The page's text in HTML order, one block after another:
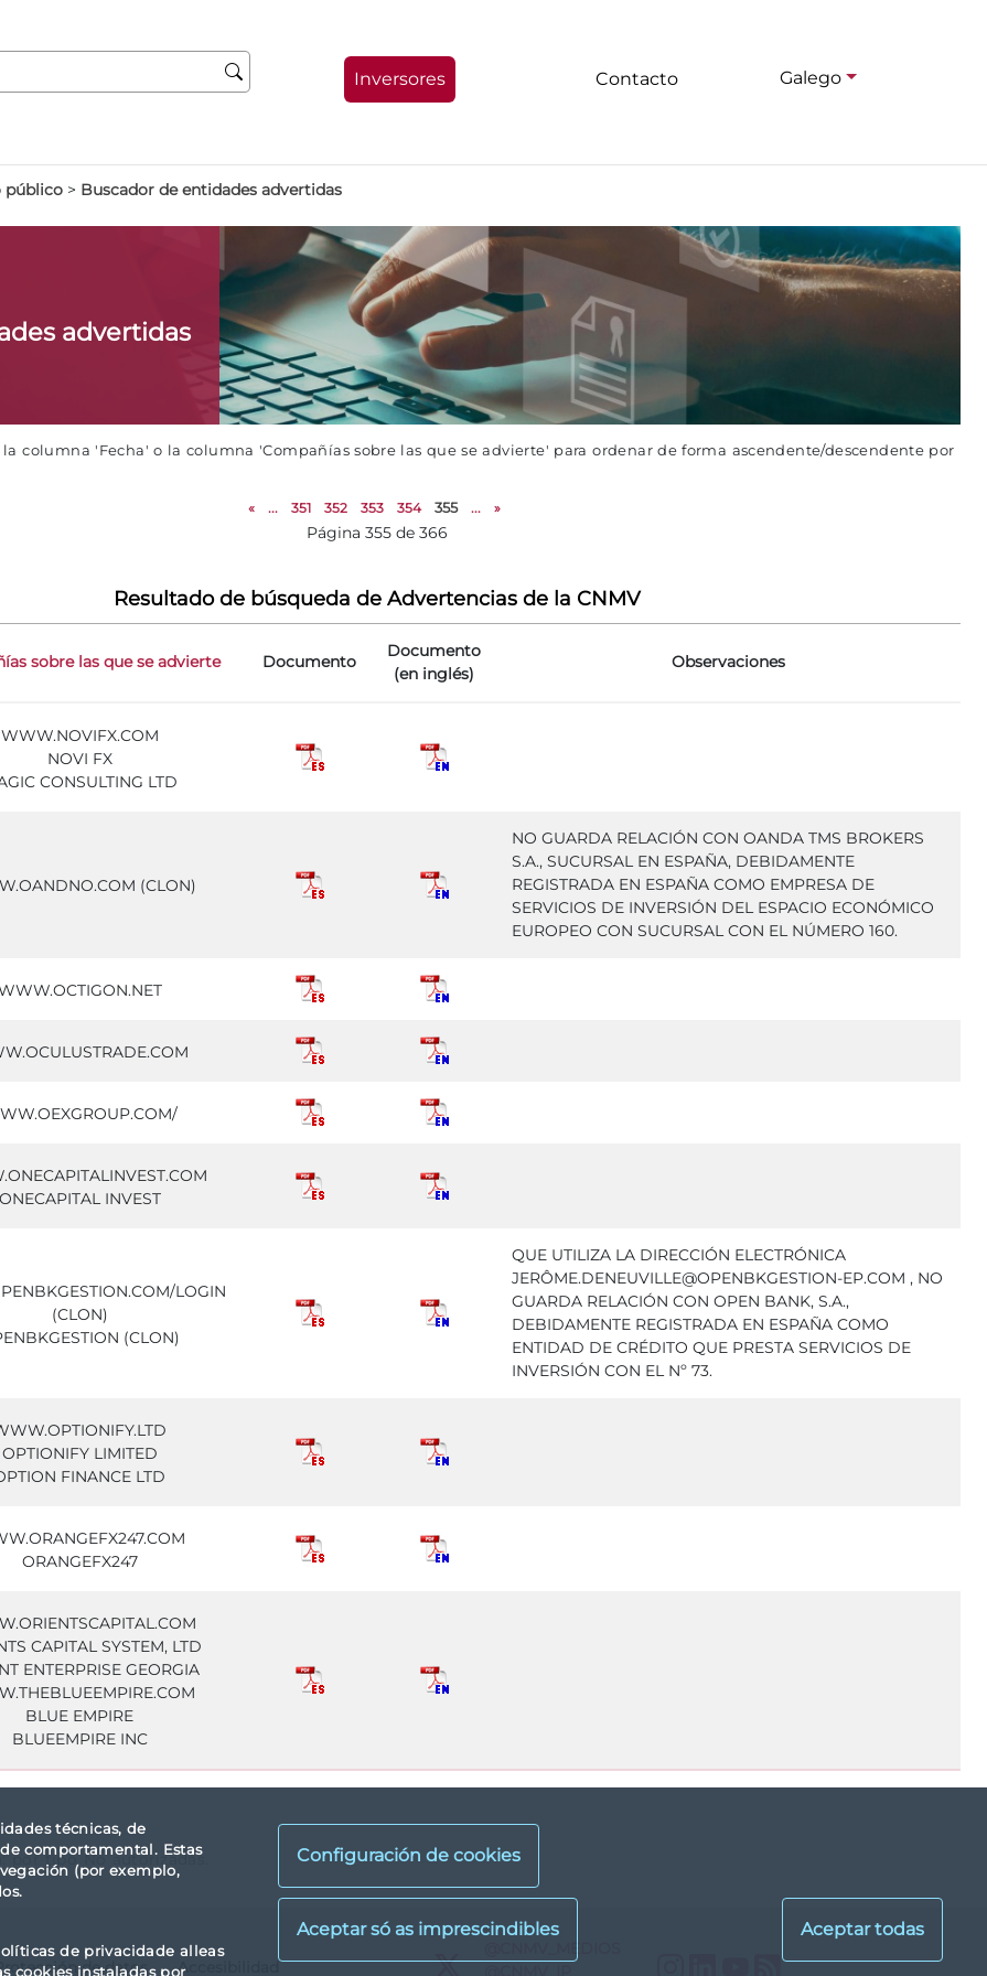
técnicas, de
comportamental. Estas
(por exemplo,
de privacidade alleas
cookies instaladas por
Configuración de cookies
Inversores Contacto Galego
público > Buscador de entidades advertidas
advertidas
la columna 'Fecha' o la columna 'Compañías sobre las que se advierte' para ordenar de forma ascendente/descendente por
« ... 351 352 353 354 355 ... »
Página 355 de 366
Resultado de búsqueda de Advertencias de la CNMV
sobre las que se advierte Documento
Documento
(en inglés)
Observaciones
WWW.NOVIFX.COM
NOVI FX
CONSULTING LTD
(CLON)
NO GUARDA RELACIÓN CON OANDA TMS BROKERS
S.A., SUCURSAL EN ESPAÑA, DEBIDAMENTE
REGISTRADA EN ESPAÑA COMO EMPRESA DE
SERVICIOS DE INVERSIÓN DEL ESPACIO ECONÓMICO
EUROPEO CON SUCURSAL CON EL NÚMERO 160.
ONECAPITAL INVEST
LOGIN
(CLON)
(CLON)
QUE UTILIZA LA DIRECCIÓN ELECTRÓNICA
JERÔME.DENEUVILLE@OPENBKGESTION-EP.COM , NO
GUARDA RELACIÓN CON OPEN BANK, S.A.,
DEBIDAMENTE REGISTRADA EN ESPAÑA COMO
ENTIDAD DE CRÉDITO QUE PRESTA SERVICIOS DE
INVERSIÓN CON EL Nº 73.
OPTIONIFY LIMITED
FINANCE LTD
ORANGEFX247
CAPITAL SYSTEM, LTD
ENTERPRISE GEORGIA
BLUE EMPIRE
BLUEEMPIRE INC
por tipo No autorizadas.
de datos Accesibilidad Instagram
LinkedIn
YouTube
RSS